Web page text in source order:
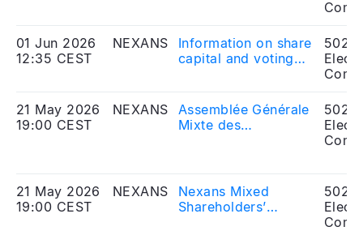
Mai 2026
01 Jun 2026
12:35 CEST
NEXANS
Information on share
capital and voting
21 May 2026
19:00 CEST
NEXANS
Assemblée Générale
Mixte des
21 May 2026
19:00 CEST
NEXANS
Nexans Mixed
Shareholders’